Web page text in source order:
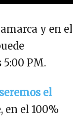
y en el
5:00 PM.
seremos el
en el 100%